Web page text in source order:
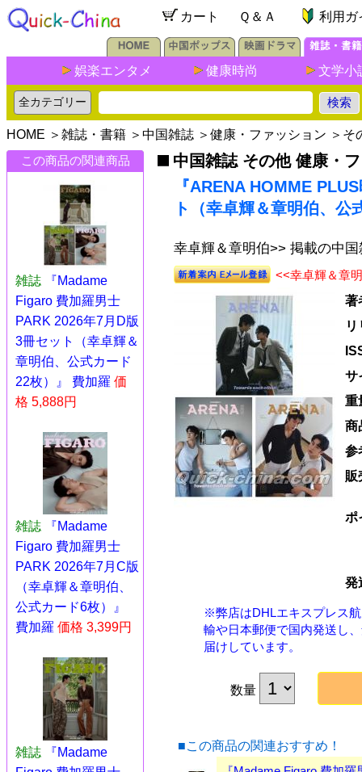
カート Ｑ＆Ａ 利用ガ
娯楽エンタメ 健康時尚 文学小
HOME ＞ 雑誌・書籍 ＞ 中国雑誌 ＞ 健康・ファッション ＞ そ
この商品の関連商品
雑誌
『Madame
Figaro 費加羅男士
PARK 2026年7月D版
3冊セット（幸卓輝＆
章明伯、公式カード
22枚）』 費加羅 価
格 5,888円
雑誌
『Madame
Figaro 費加羅男士
PARK 2026年7月C版
（幸卓輝＆章明伯、
公式カード6枚）』
費加羅 価格 3,399円
雑誌
『Madame
中国雑誌 その他 健康・
『ARENA HOMME
ト（幸卓輝＆章明伯、公
幸卓輝＆章明伯>> 掲載の中
<<幸卓輝＆章
著
サ
重
商
参
販
ポ
発
※弊店はDHLエキスプレス
輸や日本郵便で国内発送し
届けしています。
数量
■この商品の関連おすすめ！